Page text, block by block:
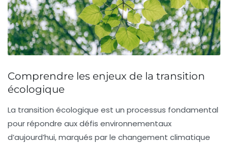
Comprendre les enjeux de la transition
écologique
La transition écologique est un processus fondamental
pour répondre auxdéfis environnementaux
d’aujourd’hui, marqués par le changement climatique